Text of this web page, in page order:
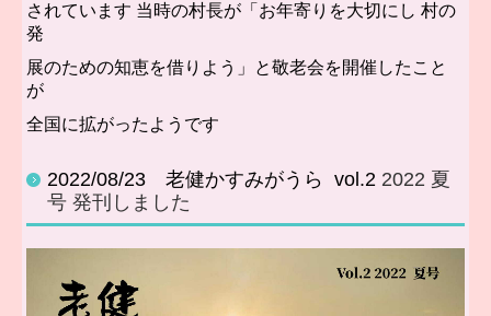
されています 当時の村長が「お年寄りを大切にし 村の
発
展のための知恵を借りよう」と敬老会を開催したこと
が
全国に拡がったようです
2022/08/23 老健かすみがうら vol.2 2022 夏
号 発刊しました